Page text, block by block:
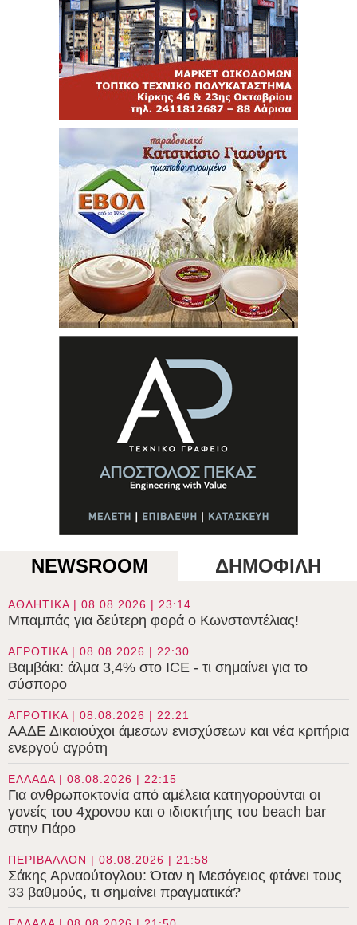
NEWSROOM ΔΗΜΟΦΙΛΗ
ΑΘΛΗΤΙΚΑ | 08.08.2026 | 23:14
Μπαμπάς για δεύτερη φορά ο Κωνσταντέλιας!
ΑΓΡΟΤΙΚΑ | 08.08.2026 | 22:30
Βαμβάκι: άλμα 3,4% στο ICE - τι σημαίνει για το
σύσπορο
ΑΓΡΟΤΙΚΑ | 08.08.2026 | 22:21
ΑΑΔΕ Δικαιούχοι άμεσων ενισχύσεων και νέα κριτήρια
ενεργού αγρότη
ΕΛΛΑΔΑ | 08.08.2026 | 22:15
Για ανθρωποκτονία από αμέλεια κατηγορούνται οι
γονείς του 4χρονου και ο ιδιοκτήτης του beach bar
στην Πάρο
ΠΕΡΙΒΑΛΛΟΝ | 08.08.2026 | 21:58
Σάκης Αρναούτογλου: Όταν η Μεσόγειος φτάνει τους
33 βαθμούς, τι σημαίνει πραγματικά?